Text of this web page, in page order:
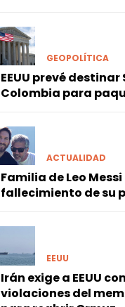
GEOPOLÍTICA
EEUU prevé
Colombia para
ACTUALIDAD
Familia de Leo
fallecimiento de su
EEUU
Irán exige a EEUU
violaciones del